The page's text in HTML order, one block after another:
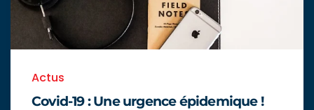
Actus
Covid-19 : Une urgence épidemique !